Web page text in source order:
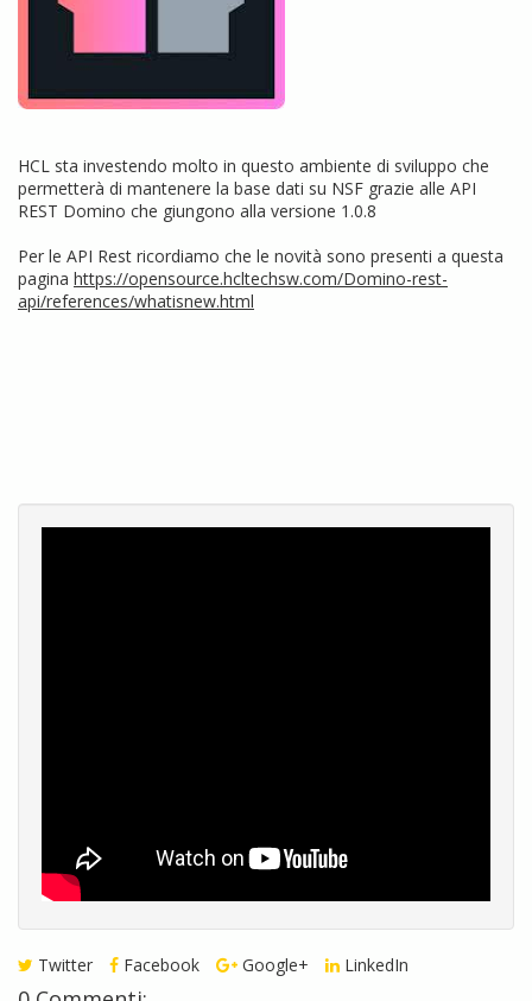
HCL sta investendo molto in questo ambiente di sviluppo che
permetterà di mantenere la base dati su NSF grazie alle API
REST Domino che giungono alla versione 1.0.8
Per le API Rest ricordiamo che le novità sono presenti a questa
pagina https://opensource.hcltechsw.com/Domino-rest-
api/references/whatisnew.html
Twitter Facebook Google+ LinkedIn